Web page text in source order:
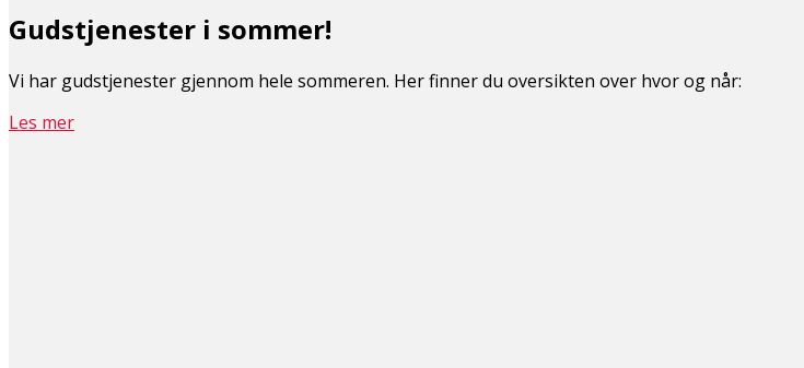
Gudstjenester i sommer!
Vi har gudstjenester gjennom hele sommeren. Her finner du oversikten over hvor og når:
Les mer